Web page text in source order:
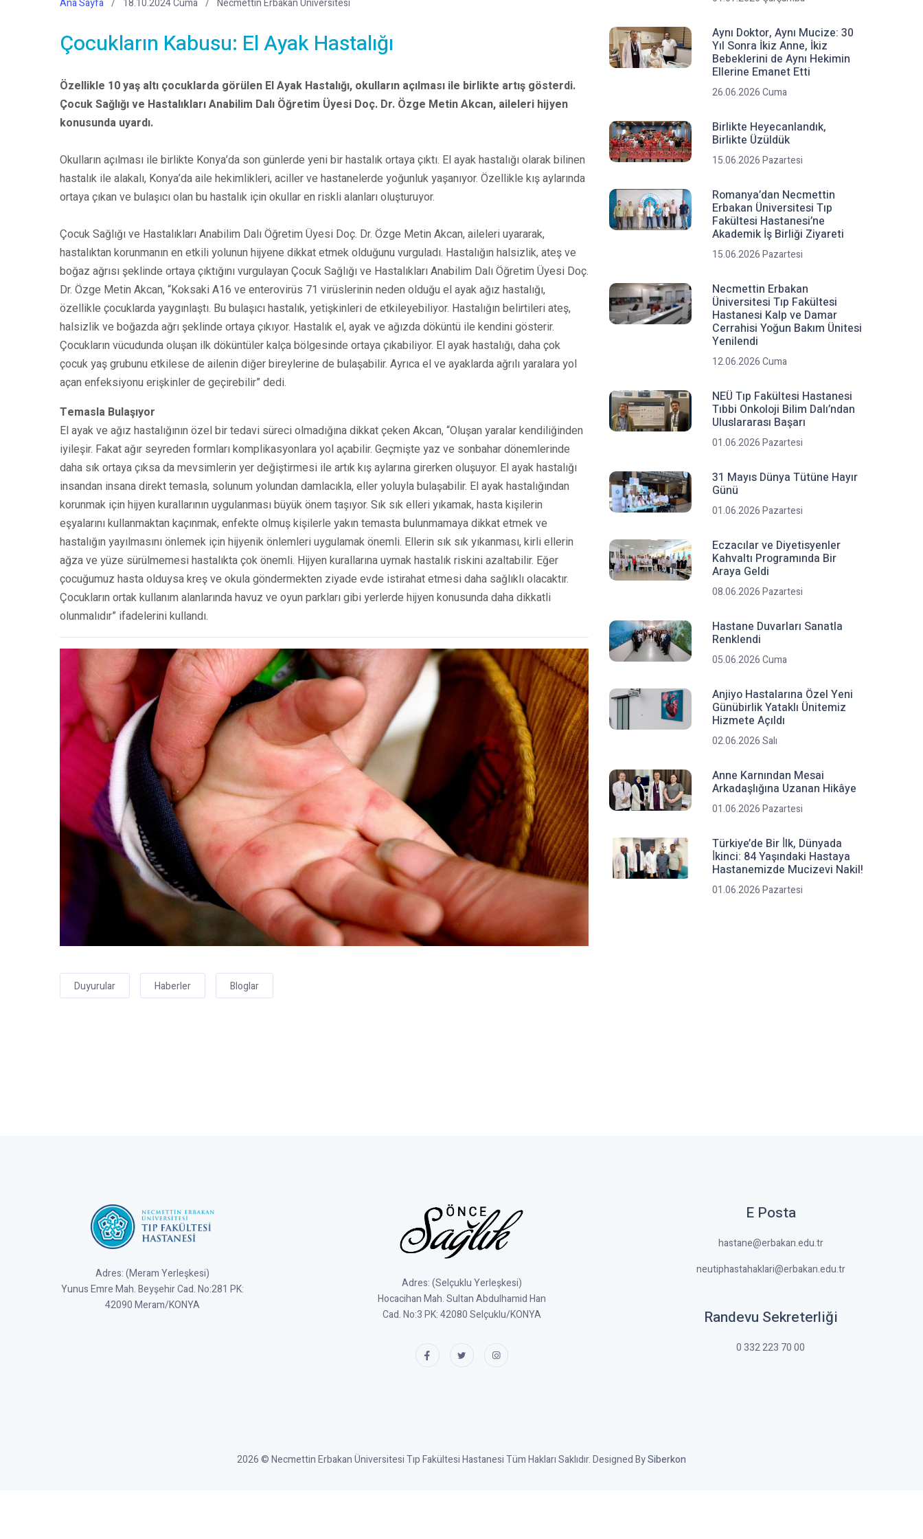
Ana Sayfa 18.10.2024 Cuma Necmettin Erbakan Üniversitesi
Çocukların Kabusu: El Ayak Hastalığı
Özellikle 10 yaş altı çocuklarda görülen El Ayak Hastalığı, okulların açılması ile birlikte artış gösterdi.
Çocuk Sağlığı ve Hastalıkları Anabilim Dalı Öğretim Üyesi Doç. Dr. Özge Metin Akcan, aileleri hijyen
konusunda uyardı.
Okulların açılması ile birlikte Konya’da son günlerde yeni bir hastalık ortaya çıktı. El ayak hastalığı olarak bilinen
hastalık ile alakalı, Konya’da aile hekimlikleri, aciller ve hastanelerde yoğunluk yaşanıyor. Özellikle kış aylarında
ortaya çıkan ve bulaşıcı olan bu hastalık için okullar en riskli alanları oluşturuyor.
Çocuk Sağlığı ve Hastalıkları Anabilim Dalı Öğretim Üyesi Doç. Dr. Özge Metin Akcan, aileleri uyararak,
hastalıktan korunmanın en etkili yolunun hijyene dikkat etmek olduğunu vurguladı. Hastalığın halsizlik, ateş ve
boğaz ağrısı şeklinde ortaya çıktığını vurgulayan Çocuk Sağlığı ve Hastalıkları Anabilim Dalı Öğretim Üyesi Doç.
Dr. Özge Metin Akcan, “Koksaki A16 ve enterovirüs 71 virüslerinin neden olduğu el ayak ağız hastalığı,
özellikle çocuklarda yaygınlaştı. Bu bulaşıcı hastalık, yetişkinleri de etkileyebiliyor. Hastalığın belirtileri ateş,
halsizlik ve boğazda ağrı şeklinde ortaya çıkıyor. Hastalık el, ayak ve ağızda döküntü ile kendini gösterir.
Çocukların vücudunda oluşan ilk döküntüler kalça bölgesinde ortaya çıkabiliyor. El ayak hastalığı, daha çok
çocuk yaş grubunu etkilese de ailenin diğer bireylerine de bulaşabilir. Ayrıca el ve ayaklarda ağrılı yaralara yol
açan enfeksiyonu erişkinler de geçirebilir” dedi.
Temasla Bulaşıyor
El ayak ve ağız hastalığının özel bir tedavi süreci olmadığına dikkat çeken Akcan, “Oluşan yaralar kendiliğinden
iyileşir. Fakat ağır seyreden formları komplikasyonlara yol açabilir. Geçmişte yaz ve sonbahar dönemlerinde
daha sık ortaya çıksa da mevsimlerin yer değiştirmesi ile artık kış aylarına girerken oluşuyor. El ayak hastalığı
insandan insana direkt temasla, solunum yolundan damlacıkla, eller yoluyla bulaşabilir. El ayak hastalığından
korunmak için hijyen kurallarının uygulanması büyük önem taşıyor. Sık sık elleri yıkamak, hasta kişilerin
eşyalarını kullanmaktan kaçınmak, enfekte olmuş kişilerle yakın temasta bulunmamaya dikkat etmek ve
hastalığın yayılmasını önlemek için hijyenik önlemleri uygulamak önemli. Ellerin sık sık yıkanması, kirli ellerin
ağza ve yüze sürülmemesi hastalıkta çok önemli. Hijyen kurallarına uymak hastalık riskini azaltabilir. Eğer
çocuğumuz hasta olduysa kreş ve okula göndermekten ziyade evde istirahat etmesi daha sağlıklı olacaktır.
Çocukların ortak kullanım alanlarında havuz ve oyun parkları gibi yerlerde hijyen konusunda daha dikkatli
olunmalıdır” ifadelerini kullandı.
Duyurular Haberler Bloglar
Aynı Doktor, Aynı Mucize: 30
Yıl Sonra İkiz Anne, İkiz
Bebeklerini de Aynı Hekimin
Ellerine Emanet Etti
26.06.2026 Cuma
Birlikte Heyecanlandık,
Birlikte Üzüldük
15.06.2026 Pazartesi
Romanya’dan Necmettin
Erbakan Üniversitesi Tıp
Fakültesi Hastanesi’ne
Akademik İş Birliği Ziyareti
15.06.2026 Pazartesi
Necmettin Erbakan
Üniversitesi Tıp Fakültesi
Hastanesi Kalp ve Damar
Cerrahisi Yoğun Bakım Ünitesi
Yenilendi
12.06.2026 Cuma
NEÜ Tıp Fakültesi Hastanesi
Tıbbi Onkoloji Bilim Dalı’ndan
Uluslararası Başarı
01.06.2026 Pazartesi
31 Mayıs Dünya Tütüne Hayır
Günü
01.06.2026 Pazartesi
Eczacılar ve Diyetisyenler
Kahvaltı Programında Bir
Araya Geldi
08.06.2026 Pazartesi
Hastane Duvarları Sanatla
Renklendi
05.06.2026 Cuma
Anjiyo Hastalarına Özel Yeni
Günübirlik Yataklı Ünitemiz
Hizmete Açıldı
02.06.2026 Salı
Anne Karnından Mesai
Arkadaşlığına Uzanan Hikâye
01.06.2026 Pazartesi
Türkiye’de Bir İ̇lk, Dünyada
İ̇kinci: 84 Yaşındaki Hastaya
Hastanemizde Mucizevi Nakil!
01.06.2026 Pazartesi
Adres: (Meram Yerleşkesi)
Yunus Emre Mah. Beyşehir Cad. No:281 PK:
42090 Meram/KONYA
Adres: (Selçuklu Yerleşkesi)
Hocacihan Mah. Sultan Abdulhamid Han
Cad. No:3 PK: 42080 Selçuklu/KONYA
E Posta
hastane@erbakan.edu.tr
neutiphastahaklari@erbakan.edu.tr
Randevu Sekreterliği
0 332 223 70 00
2026 © Necmettin Erbakan Üniversitesi Tıp Fakültesi Hastanesi Tüm Hakları Saklıdır. Designed BySiberkon